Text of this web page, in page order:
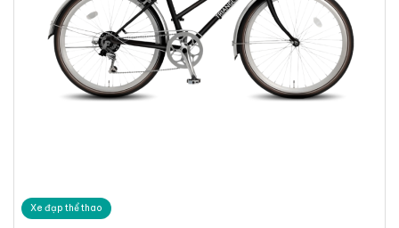
Xe đạp thể thao